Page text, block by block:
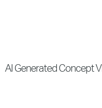
AI Generated Concept